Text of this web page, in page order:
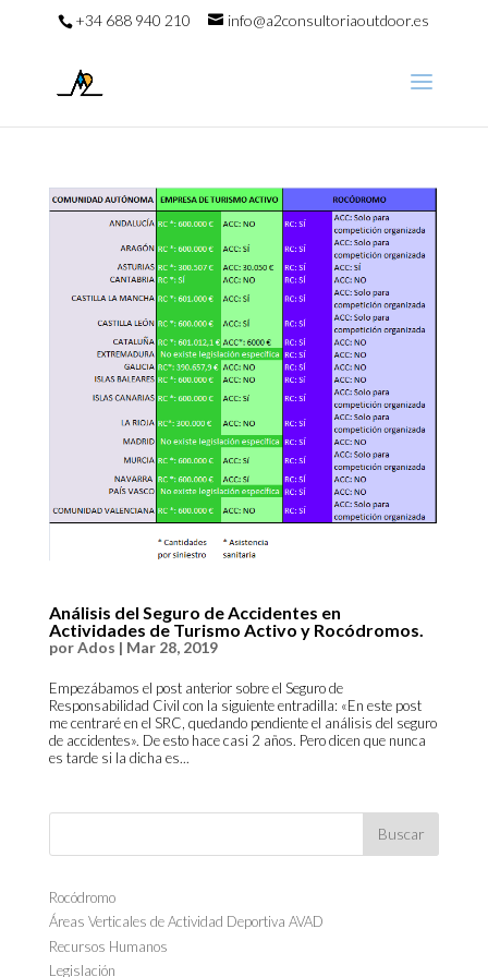
+34 688 940 210 info@a2consultoriaoutdoor.es
Análisis del Seguro de Accidentes en
Actividades de Turismo Activo y Rocódromos.
porAdos | Mar 28, 2019
Empezábamos el post anterior sobre el Seguro de
Responsabilidad Civil con la siguiente entradilla: «En este post
me centraré en el SRC, quedando pendiente el análisis del seguro
de accidentes». De esto hace casi 2 años. Pero dicen que nunca
es tarde si la dicha es...
Rocódromo
Áreas Verticales de Actividad Deportiva AVAD
Recursos Humanos
Legislación